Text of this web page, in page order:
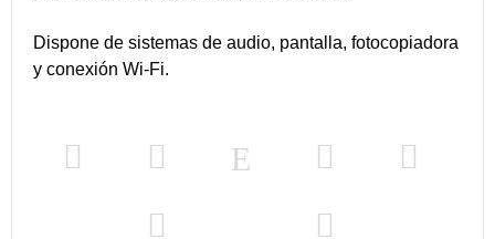
Dispone de sistemas de audio, pantalla, fotocopiadora
y conexión Wi-Fi.